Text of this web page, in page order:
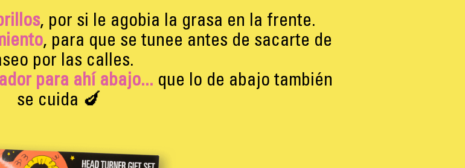
, por si le agobia la grasa en la frente.
, para que se tunee antes de sacarte de
por las calles.
para ahí abajo... que lo de abajo también
se cuida 🍆